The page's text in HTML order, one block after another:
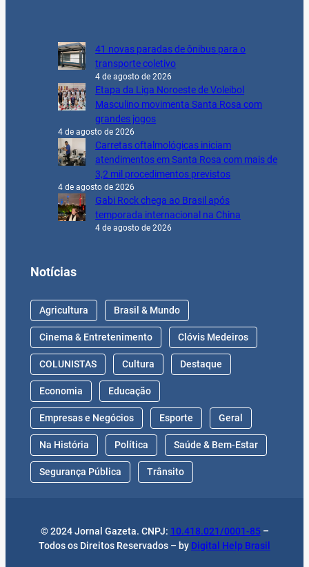
41 novas paradas de ônibus para o
transporte coletivo
4 de agosto de 2026
Etapa da Liga Noroeste de Voleibol
Masculino movimenta Santa Rosa com
grandes jogos
4 de agosto de 2026
Carretas oftalmológicas iniciam
atendimentos em Santa Rosa com mais de
3,2 mil procedimentos previstos
4 de agosto de 2026
Gabi Rock chega ao Brasil após
temporada internacional na China
4 de agosto de 2026
Notícias
Agricultura Brasil & Mundo
Cinema & Entretenimento Clóvis Medeiros
COLUNISTAS Cultura Destaque
Economia Educação
Empresas e Negócios Esporte Geral
Na História Política Saúde & Bem-Estar
Segurança Pública Trânsito
© 2024 Jornal Gazeta. CNPJ: 10.418.021/0001-85–
Todos os Direitos Reservados – by Digital Help Brasil